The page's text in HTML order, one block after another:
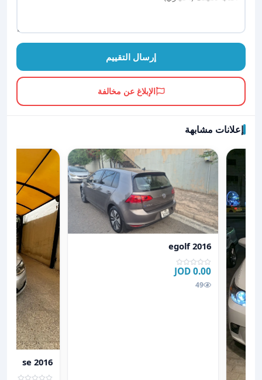
إرسال التقييم
الإبلاغ عن مخالفة
إعلانات مشابهة
عرض تفاصيل egolf 2016
egolf 2016
0.00 JOD
49
2016 se